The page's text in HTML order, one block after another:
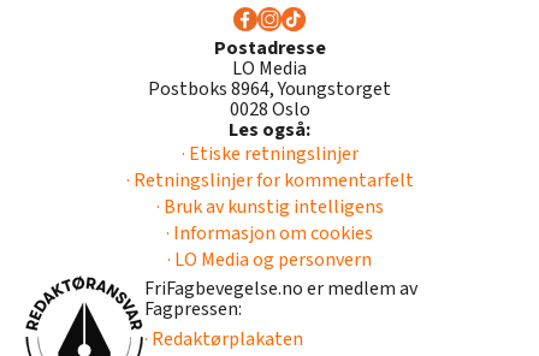
Postadresse
LO Media
Postboks 8964, Youngstorget
0028 Oslo
Les også:
· Etiske retningslinjer
· Retningslinjer for kommentarfelt
· Bruk av kunstig intelligens
· Informasjon om cookies
· LO Media og personvern
FriFagbevegelse.no er medlem av
Fagpressen:
· Redaktørplakaten